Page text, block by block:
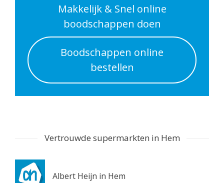
Routebeschrijving
Albert Heijn Utrecht
Nachtegaalstraat 55
Utrecht 3581AD
0.7 km
Routebeschrijving
Utrecht 3511CE
Routebeschrijving
Makkelijk & Snel online
boodschappen doen
Boodschappen online
bestellen
Vertrouwde supermarkten in Hem
Albert Heijn in Hem